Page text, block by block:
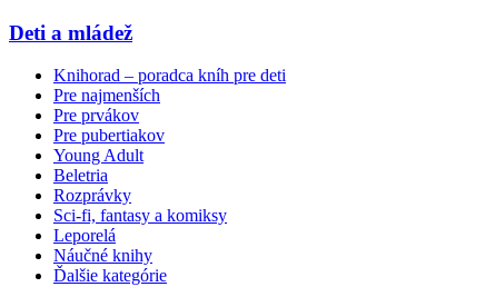
Deti a mládež
Knihorad – poradca kníh pre deti
Pre najmenších
Pre prvákov
Pre pubertiakov
Young Adult
Beletria
Rozprávky
Sci-fi, fantasy a komiksy
Leporelá
Náučné knihy
Ďalšie kategórie